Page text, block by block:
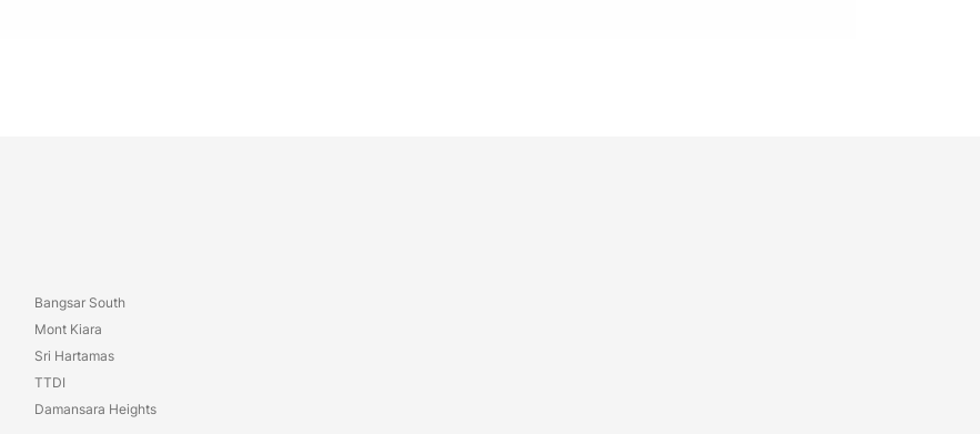
Bangsar South
Mont Kiara
Sri Hartamas
TTDI
Damansara Heights